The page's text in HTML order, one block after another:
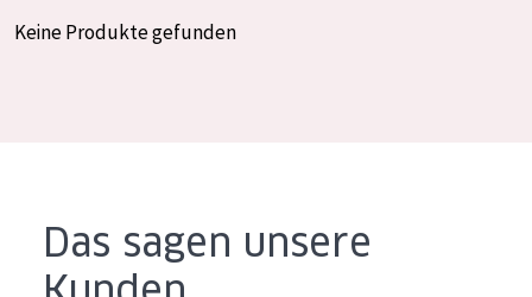
PRODUKTTYP
Reinigung
Keine Produkte gefunden
Das sagen unsere